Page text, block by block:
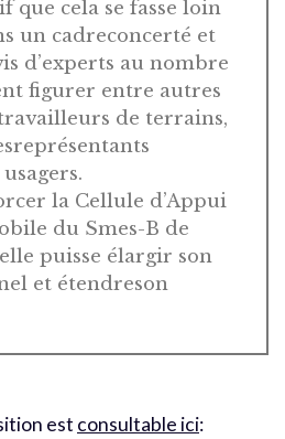
que cela se fasse loin
un cadreconcerté et
d’experts au nombre
figurer entre autres
de terrains,
la Cellule d’Appui
du Smes-B de
puisse élargir son
et étendreson
est consultable ici: